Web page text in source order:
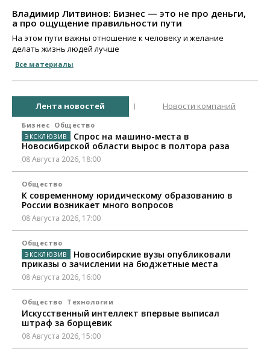
Владимир Литвинов: Бизнес — это не про деньги,
а про ощущение правильности пути
На этом пути важны отношение к человеку и желание
делать жизнь людей лучше
Все материалы
Лента новостей Новости компаний
Бизнес Общество
Спрос на машино-места в
Новосибирской области вырос в полтора раза
08 Августа 2026, 18:00
Общество
К современному юридическому образованию в
России возникает много вопросов
08 Августа 2026, 17:00
Общество
Новосибирские вузы опубликовали
приказы о зачислении на бюджетные места
08 Августа 2026, 16:00
Общество Технологии
Искусственный интеллект впервые выписал
штраф за борщевик
08 Августа 2026, 15:00